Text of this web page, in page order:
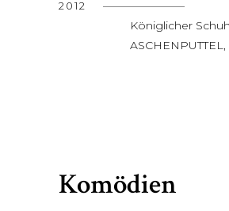
2012
Königlicher
ASCHENPUTTEL,
Komödien